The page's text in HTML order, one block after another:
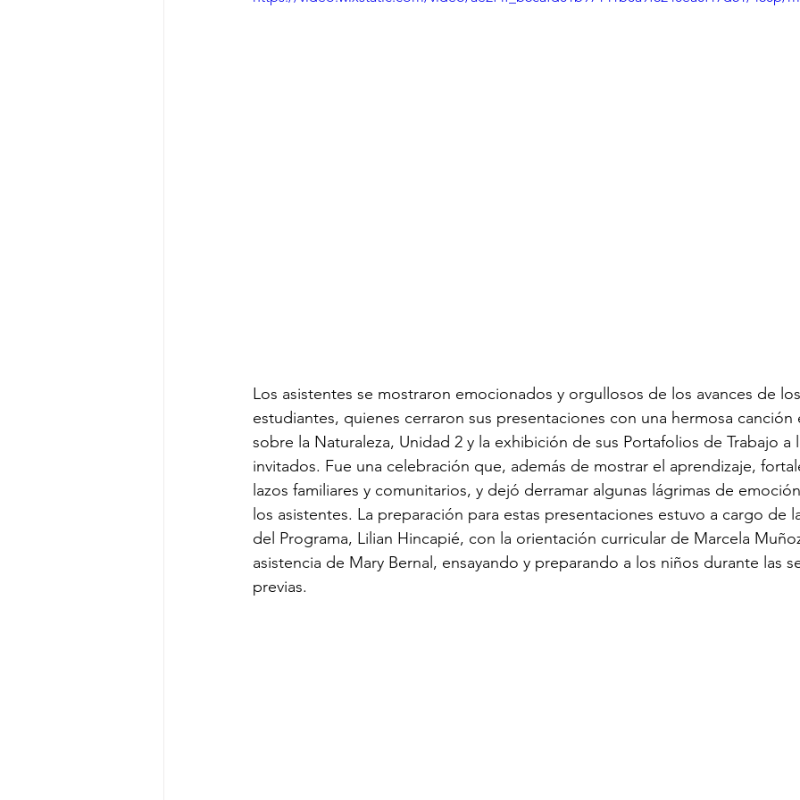
Los asistentes se mostraron emocionados y orgullosos de los avances de los
estudiantes, quienes cerraron sus presentaciones con una hermosa canción
sobre la Naturaleza, Unidad 2 y la exhibición de sus Portafolios de Trabajo a
invitados. Fue una celebración que, además de mostrar el aprendizaje,
lazos familiares y comunitarios, y dejó derramar algunas lágrimas de
los asistentes. La preparación para estas presentaciones estuvo a cargo de
del Programa, Lilian Hincapié, con la orientación curricular de Marcela
asistencia de Mary Bernal, ensayando y preparando a los niños durante las
previas.